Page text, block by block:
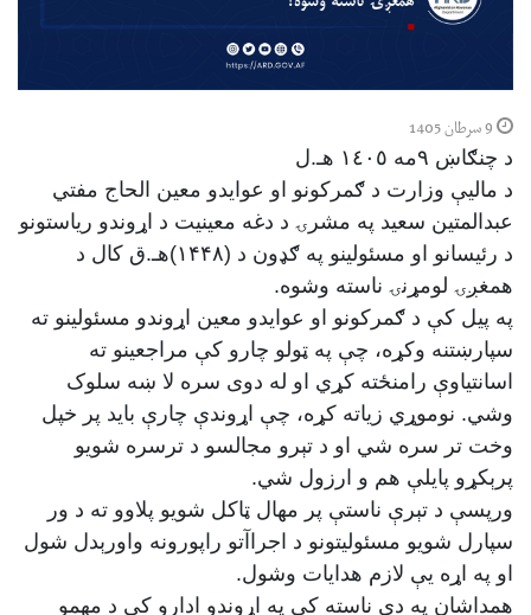
د چنګاښ ۹مه ١٤٠٥ هـ.ل
د مالیې وزارت د ګمرکونو او عوایدو معین الحاج مفتي
عبدالمتین سعید په مشرۍ د دغه معینیت د اړوندو ریاستونو
د رئیسانو او مسئولینو په ګډون د (۱۴۴۸)هـ.ق کال د
همغږۍ لومړنۍ ناسته وشوه.
په پیل کې د ګمرکونو او عوایدو معین اړوندو مسئولینو ته
سپارښتنه وکړه، چې په ټولو چارو کې مراجعینو ته
اسانتیاوې رامنځته کړي او له دوی سره لا ښه سلوک
وشي. نوموړي زیاته کړه، چې اړوندې چارې باید پر خپل
وخت تر سره شي او د تېرو مجالسو د ترسره شویو
پرېکړو پایلې هم و ارزول شي.
ورپسې د تېرې ناستې پر مهال ټاکل شویو پلاوو ته د ور
سپارل شویو مسئولیتونو د اجراآتو راپورونه واورېدل شول
او په اړه یې لازم هدایات وشول.
همداشان په دې ناسته کې په اړوندو ادارو کې د مهمو